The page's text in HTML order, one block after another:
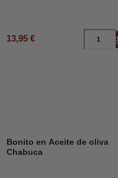
13,95 €
Bonito en Aceite de oliva
Chabuca